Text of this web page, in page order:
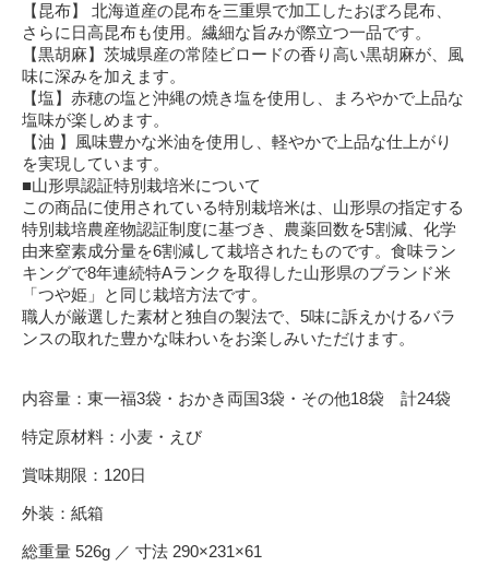
【昆布】 北海道産の昆布を三重県で加工したおぼろ昆布、
さらに日高昆布も使用。繊細な旨みが際立つ一品です。
【黒胡麻】茨城県産の常陸ビロードの香り高い黒胡麻が、風
味に深みを加えます。
【塩】赤穂の塩と沖縄の焼き塩を使用し、まろやかで上品な
塩味が楽しめます。
【油 】風味豊かな米油を使用し、軽やかで上品な仕上がり
を実現しています。
■山形県認証特別栽培米について
この商品に使用されている特別栽培米は、山形県の指定する
特別栽培農産物認証制度に基づき、農薬回数を5割減、化学
由来窒素成分量を6割減して栽培されたものです。食味ラン
キングで8年連続特Aランクを取得した山形県のブランド米
「つや姫」と同じ栽培方法です。
職人が厳選した素材と独自の製法で、5味に訴えかけるバラ
ンスの取れた豊かな味わいをお楽しみいただけます。
内容量：東一福3袋・おかき両国3袋・その他18袋 計24袋
特定原材料：小麦・えび
賞味期限：120日
外装：紙箱
総重量 526g ／ 寸法 290×231×61